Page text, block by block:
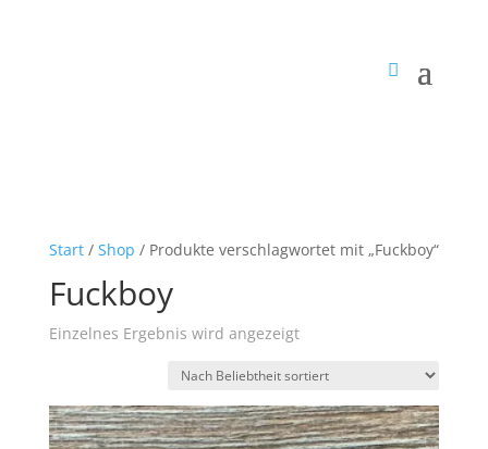
Start/ Shop / Produkte verschlagwortet mit „Fuckboy“
Fuckboy
Einzelnes Ergebnis wird angezeigt